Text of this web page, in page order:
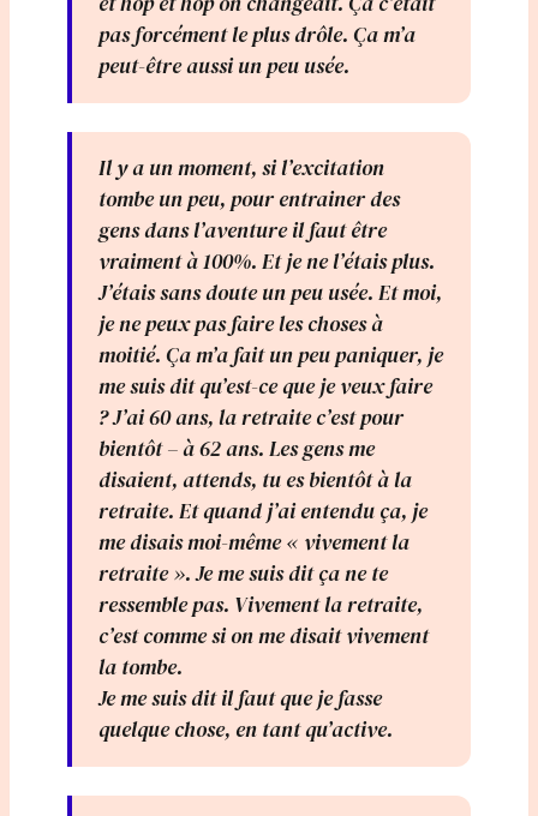
pas forcément le plus drôle. Ça m’a
peut-être aussi un peu usée.
Il y a un moment, si l’excitation
tombe un peu, pour entrainer des
gens dans l’aventure il faut être
vraiment à 100%. Et je ne l’étais plus.
J’étais sans doute un peu usée. Et moi,
je ne peux pas faire les choses à
moitié. Ça m’a fait un peu paniquer, je
me suis dit qu’est-ce que je veux faire
? J’ai 60 ans, la retraite c’est pour
bientôt – à 62 ans. Les gens me
disaient, attends, tu es bientôt à la
retraite. Et quand j’ai entendu ça, je
me disais moi-même « vivement la
retraite ». Je me suis dit ça ne te
ressemble pas. Vivement la retraite,
c’est comme si on me disait vivement
la tombe.
Je me suis dit il faut que je fasse
quelque chose, en tant qu’active.